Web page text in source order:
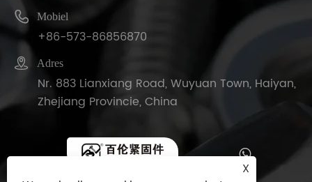
 Mobiel
+86-573-86856870
 Adres
Nr. 883 Lianxiang Road, Wuyuan Town, Haiyan,
Zhejiang Provincie, China
X